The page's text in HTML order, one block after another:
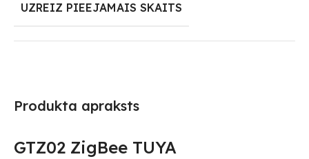
Produkta apraksts
GTZ02 ZigBee TUYA
UZREIZ PIEEJAMAIS SKAITS